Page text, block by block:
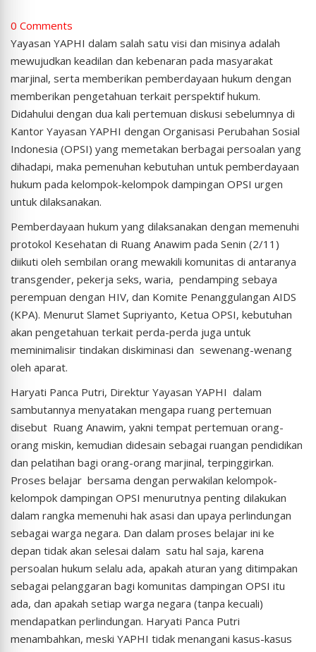
0 Comments
Yayasan YAPHI dalam salah satu visi dan misinya adalah
mewujudkan keadilan dan kebenaran pada masyarakat
marjinal, serta memberikan pemberdayaan hukum dengan
memberikan pengetahuan terkait perspektif hukum.
Didahului dengan dua kali pertemuan diskusi sebelumnya di
Kantor Yayasan YAPHI dengan Organisasi Perubahan Sosial
Indonesia (OPSI) yang memetakan berbagai persoalan yang
dihadapi, maka pemenuhan kebutuhan untuk pemberdayaan
hukum pada kelompok-kelompok dampingan OPSI urgen
untuk dilaksanakan.
Pemberdayaan hukum yang dilaksanakan dengan memenuhi
protokol Kesehatan di Ruang Anawim pada Senin (2/11)
diikuti oleh sembilan orang mewakili komunitas di antaranya
transgender, pekerja seks, waria, pendamping sebaya
perempuan dengan HIV, dan Komite Penanggulangan AIDS
(KPA). Menurut Slamet Supriyanto, Ketua OPSI, kebutuhan
akan pengetahuan terkait perda-perda juga untuk
meminimalisir tindakan diskiminasi dan sewenang-wenang
oleh aparat.
Haryati Panca Putri, Direktur Yayasan YAPHI dalam
sambutannya menyatakan mengapa ruang pertemuan
disebut Ruang Anawim, yakni tempat pertemuan orang-
orang miskin, kemudian didesain sebagai ruangan pendidikan
dan pelatihan bagi orang-orang marjinal, terpinggirkan.
Proses belajar bersama dengan perwakilan kelompok-
kelompok dampingan OPSI menurutnya penting dilakukan
dalam rangka memenuhi hak asasi dan upaya perlindungan
sebagai warga negara. Dan dalam proses belajar ini ke
depan tidak akan selesai dalam satu hal saja, karena
persoalan hukum selalu ada, apakah aturan yang ditimpakan
sebagai pelanggaran bagi komunitas dampingan OPSI itu
ada, dan apakah setiap warga negara (tanpa kecuali)
mendapatkan perlindungan. Haryati Panca Putri
menambahkan, meski YAPHI tidak menangani kasus-kasus